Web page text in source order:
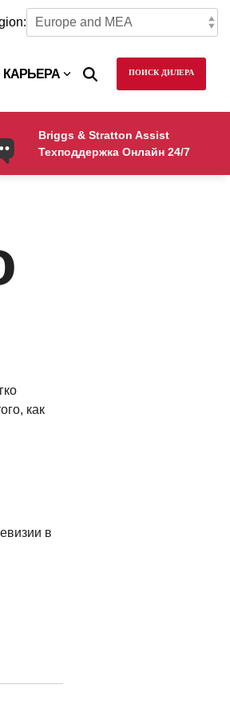
КАРЬЕРА ПОИСК ДИЛЕРА
как
в
Briggs & Stratton Assist
Техподдержка Онлайн 24/7